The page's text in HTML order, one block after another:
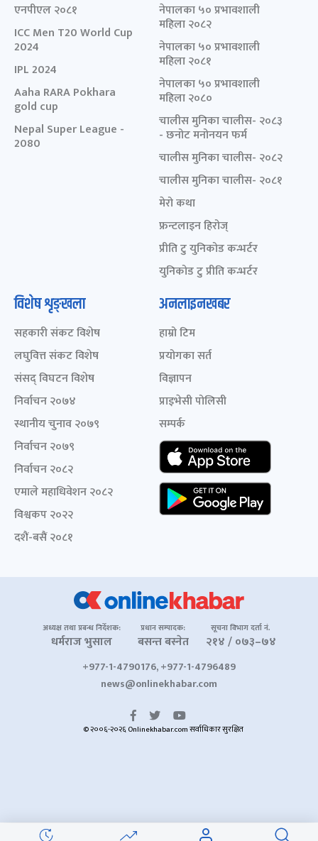
एनपीएल २०८१
ICC Men T20 World Cup
2024
IPL 2024
Aaha RARA Pokhara
gold cup
Nepal Super League -
2080
नेपालका ५० प्रभावशाली
महिला २०८२
नेपालका ५० प्रभावशाली
महिला २०८१
नेपालका ५० प्रभावशाली
महिला २०८०
चालीस मुनिका चालीस- २०८३
- छनोट मनोनयन फर्म
चालीस मुनिका चालीस- २०८२
चालीस मुनिका चालीस- २०८१
मेरो कथा
फ्रन्टलाइन हिरोज्
प्रीति टु युनिकोड कन्भर्टर
युनिकोड टु प्रीति कन्भर्टर
विशेष शृङ्खला
सहकारी संकट विशेष
लघुवित्त संकट विशेष
संसद् विघटन विशेष
निर्वाचन २०७४
स्थानीय चुनाव २०७९
निर्वाचन २०७९
निर्वाचन २०८२
एमाले महाधिवेशन २०८२
विश्वकप २०२२
दशैं-बसैं २०८१
अनलाइनखबर
हाम्रो टिम
प्रयोगका सर्त
विज्ञापन
प्राइभेसी पोलिसी
सम्पर्क
अध्यक्ष तथा प्रबन्ध निर्देशक:
धर्मराज भुसाल
प्रधान सम्पादक:
बसन्त बस्नेत
सूचना विभाग दर्ता नं.
२१४ / ०७३–७४
+977-1-4790176, +977-1-4796489
news@onlinekhabar.com
© २००६-२०२६ Onlinekhabar.com सर्वाधिकार सुरक्षित